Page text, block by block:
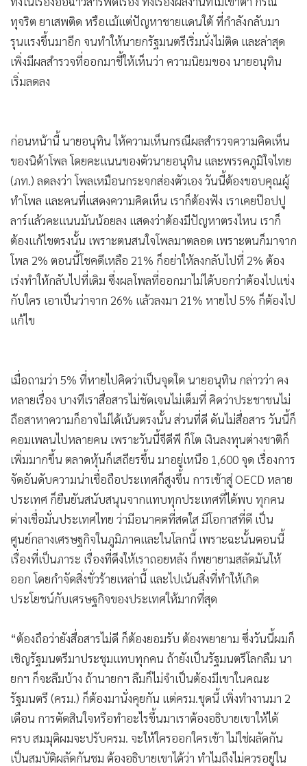
หุ้น
อินโดจีน
• กองทุนรวม
• Celeb Online
• News1
• Gotomanager
สัญญาณการปรับคณะรัฐมนตรีดังกล่าว เกิดขึ้นหลังจากที่รัฐบาล
รวมไปถึง นายอนุทิน ชาญวีรกูล นายกรัฐมนตรีและรัฐมนตรี
ว่าการกระทรวงมหาดไทย กำลังถูกวิจารณ์อย่างหนักขึ้นเรื่อยๆ
ทั้งในเรื่องอื้อฉาวสารพัดเรื่อง ทั้งเรื่องผลงานที่ไม่เข้าตา กรณี
เพิ่งมีผลสำรวจที่ออกมาชี้ให้เห็นว่า ความนิยมของ นายอนุทิน
เริ่มลดลง
ก่อนหน้านี้ นายอนุทิน ให้ความเห็นกรณีผลสำรวจความคิดเห็น
ของนิด้าโพล โดยคะแนนของตัวนายอนุทิน และพรรคภูมิใจไทย
(ภท.) ลดลงว่า โพลเหมือนกระจกส่องตัวเอง วันนี้ต้องขอบคุณผู้
ทำโพล และคนที่แสดงความคิดเห็น เราก็ต้องฟัง เราเคยป๊อปปู
ลาร์แล้วคะแนนมันน้อยลง แสดงว่าต้องมีปัญหาตรงไหน เราก็
ต้องแก้ไขตรงนั้น เพราะตนสนใจโพลมาตลอด เพราะตนก็มาจาก
กับใคร เอาเป็นว่าจาก 26% แล้วลงมา 21% หายไป 5% ก็ต้องไป
แก้ไข
เมื่อถามว่า 5% ที่หายไปคิดว่าเป็นจุดใด นายอนุทิน กล่าวว่า คง
หลายเรื่อง บางทีเราสื่อสารไม่ชัดเจนไม่เต็มที่ คิดว่าประชาชนไม่
ถือสาหาความก็อาจไม่ได้เน้นตรงนั้น ส่วนที่ดี ดันไม่สื่อสาร วันนี้ก็
คอมเพลนไปหลายคน เพราะวันนี้จีดีพี ก็โต เงินลงทุนต่างชาติก็
เพิ่มมากขึ้น ตลาดหุ้นก็เสถียรขึ้น มาอยู่เหนือ 1,600 จุด เรื่องการ
จัดอันดับความน่าเชื่อถือประเทศก็สูงขึ้น การเข้าสู่ OECD หลาย
ประเทศ ก็ยืนยันสนับสนุนจากแทบทุกประเทศที่ได้พบ ทุกคน
ต่างเชื่อมั่นประเทศไทย ว่ามีอนาคตที่สดใส มีโอกาสที่ดี เป็น
เรื่องที่เป็นภาระ เรื่องที่ดึงให้เราถอยหลัง ก็พยายามสลัดมันให้
ออก โดยกำจัดสิ่งชั่วร้ายเหล่านี้ และไปเน้นสิ่งที่ทำให้เกิด
ประโยชน์กับเศรษฐกิจของประเทศให้มากที่สุด
“ต้องถือว่ายังสื่อสารไม่ดี ก็ต้องยอมรับ ต้องพยายาม ซึ่งวันนี้ผมก็
เชิญรัฐมนตรีมาประชุมแทบทุกคน ถ้ายังเป็นรัฐมนตรีโลกลืม นา
ยกฯ ก็จะลืมบ้าง ถ้านายกฯ ลืมก็ไม่จำเป็นต้องมีเขาในคณะ